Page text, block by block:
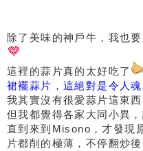
除了美味的神戶牛，我也
這裡的蒜片真的太好吃了
裙襬蒜片，這絕對是令人
我其實沒有很愛蒜片這東
但我都覺得各家大同小異
直到來到Misono，才發現
片都削的極薄，不停翻炒